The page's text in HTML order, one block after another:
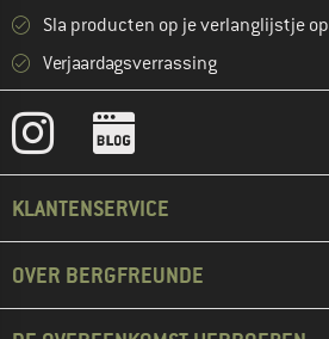
Sla producten op je verlanglijstje op
Verjaardagsverrassing
KLANTENSERVICE
OVER BERGFREUNDE